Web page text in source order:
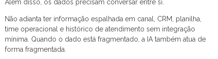
Além disso, os dados precisam conversar entre si.
Não adianta ter informação espalhada em canal, CRM, planilha,
time operacional e histórico de atendimento sem integração
mínima. Quando o dado está fragmentado, a IA também atua de
forma fragmentada.